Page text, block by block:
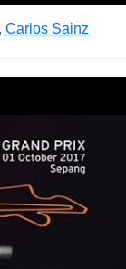
Carlos Sainz